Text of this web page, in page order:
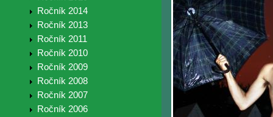
Ročník 2014
Ročník 2013
Ročník 2011
Ročník 2010
Ročník 2009
Ročník 2008
Ročník 2007
Ročník 2006